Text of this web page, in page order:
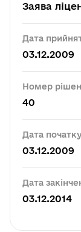
Заява
Дата
03.12.2009
Номер
40
Дата початку
03.12.2009
Дата
03.12.2014